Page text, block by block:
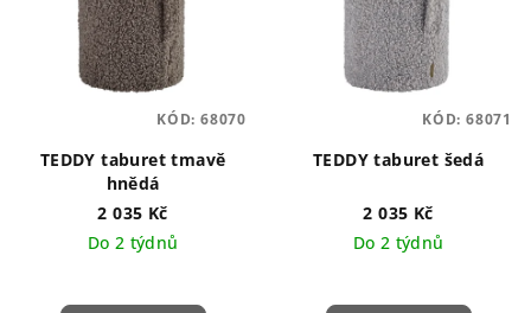
TEDDY taburet tmavě
hnědá
2 035 Kč
Do 2 týdnů
KÓD: 68070
TEDDY taburet šedá
2 035 Kč
Do 2 týdnů
KÓD: 68071